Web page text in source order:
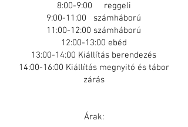
8:00-9:00 reggeli
9:00-11:00 számháború
11:00-12:00 számháború
12:00-13:00 ebéd
13:00-14:00 Kiállítás berendezés
14:00-16:00 Kiállítás megnyitó és tábor
zárás
Árak: